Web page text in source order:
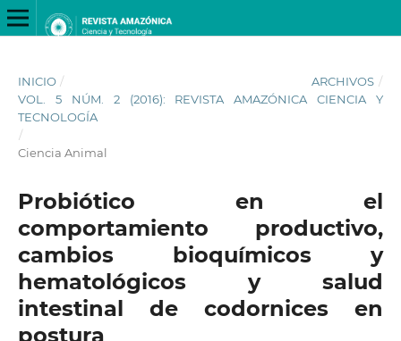
INICIO / ARCHIVOS /
VOL. 5 NÚM. 2 (2016): REVISTA AMAZÓNICA CIENCIA Y
TECNOLOGÍA
/
Ciencia Animal
Probiótico en el
comportamiento productivo,
cambios bioquímicos y
hematológicos y salud
intestinal de codornices en
postura